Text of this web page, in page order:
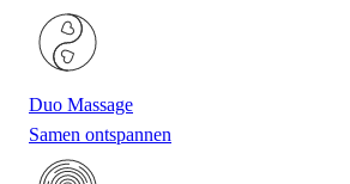
Duo Massage
Samen ontspannen